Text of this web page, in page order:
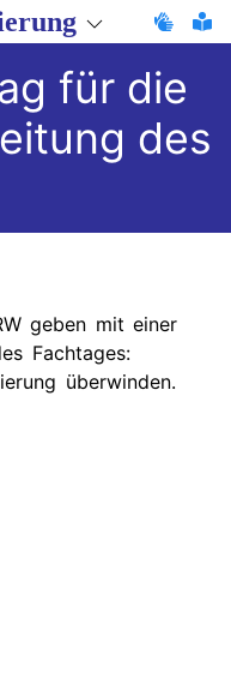
für die
des
geben mit einer
Fachtages:
überwinden.